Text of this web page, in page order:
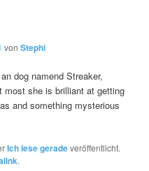
vonStephi
dog namend Streaker,
most she is brilliant at getting
and something mysterious
Ich lese geradeveröffentlicht.
.